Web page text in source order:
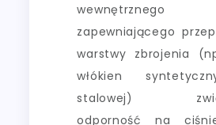
wewnętrznego
zapewniającego
warstwy zbrojenia
włókien
stalowej)
odporność na